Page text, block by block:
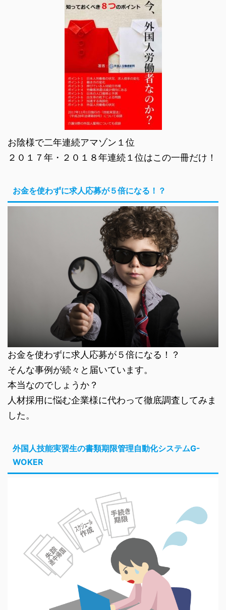
お陰様で二年連続アマゾン１位
２０１７年・２０１８年連続１位はこの一冊だけ！
お金を使わずに求人応募が５倍になる！？
お金を使わずに求人応募が５倍になる！？
そんな事例が続々と届いています。
本当なのでしょうか？
人材採用に悩む企業様に代わって徹底調査してみま
した。
外国人技能実習生の書類期限管理自動化システムG-
WOKER